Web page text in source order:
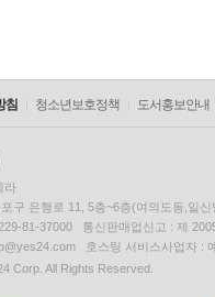
침 청소년보호정책 도서홍보안내
라
구 은행로 11, 5층~6층(여의도동,일신
81-37000 통신판매업신고 : 제
호스팅 서비스사업자 :
Corp. All Rights Reserved.